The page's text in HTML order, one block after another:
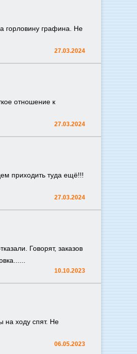
горловину графина. Не
27.03.2024
отношение к
27.03.2024
приходить туда ещё!!!
27.03.2024
Говорят, заказов
10.10.2023
на ходу спят. Не
06.05.2023